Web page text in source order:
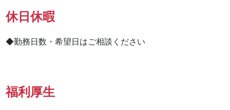
休日休暇
◆勤務日数・希望日はご相談ください
福利厚生